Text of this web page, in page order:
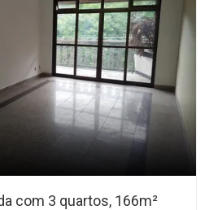
com 3 quartos, 166m²